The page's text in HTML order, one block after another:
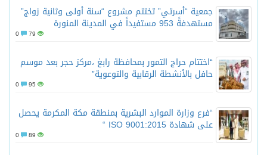
جمعية “أسرتي” تختتم مشروع “سنة أولى وثانية زواج”
مستهدفةً 953 مستفيداً في المدينة المنورة
79
“اختتام حراج التمور بمحافظة رابغ ،مركز حجر بعد موسم
حافل بالأنشطة الرقابية والتوعوية”
95
“فرع وزارة الموارد البشرية بمنطقة مكة المكرمة يحصل
على شهادة ISO 9001:2015 “
89